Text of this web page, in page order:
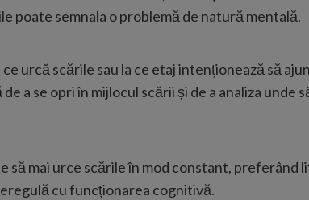
poate semnala o problemă de natură mentală.
urcă scările sau la ce etaj intenționează să
a se opri în mijlocul scării și de a analiza unde
mai urce scările în mod constant, preferând
cu funcționarea cognitivă.